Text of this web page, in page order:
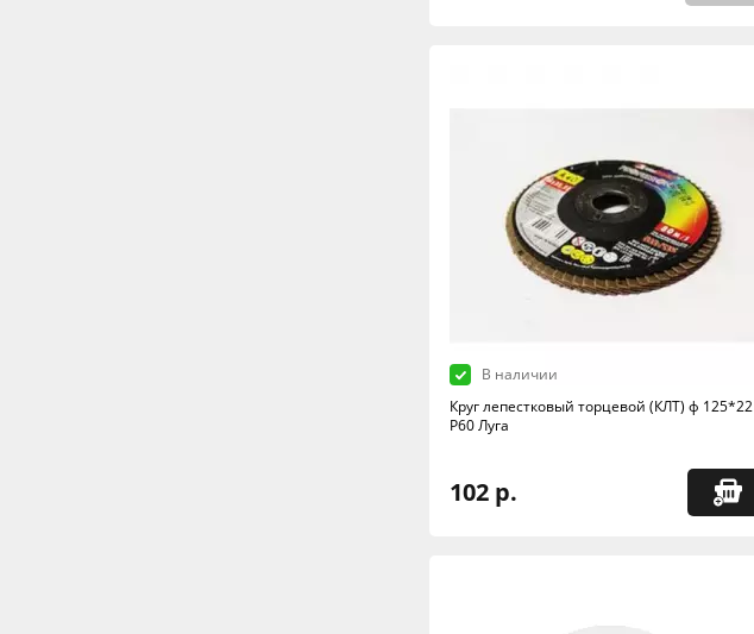
В наличии
Круг лепестковый торцевой (КЛТ) ф 125*22
Р60 Луга
102 р.